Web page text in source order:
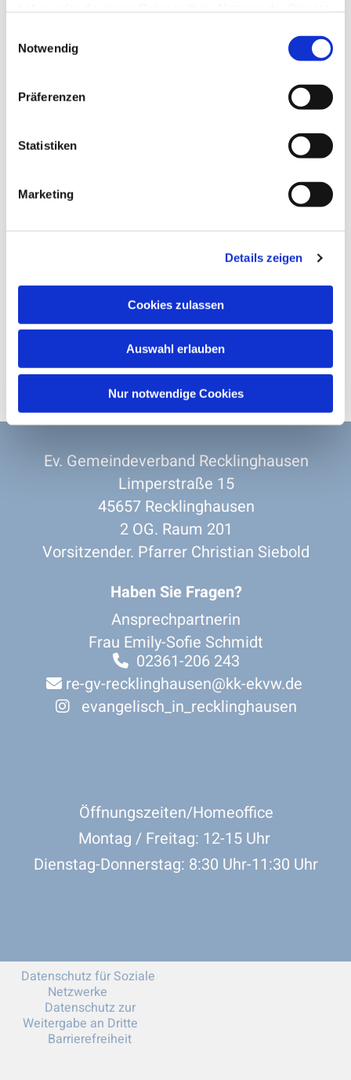
Notwendig
Präferenzen
Statistiken
Marketing
Details zeigen
Cookies zulassen
Auswahl erlauben
Nur notwendige Cookies
Ev. Gemeindeverband Recklinghausen
Limperstraße 15
45657 Recklinghausen
2 OG. Raum 201
Vorsitzender. Pfarrer Christian Siebold
Haben Sie Fragen?
Ansprechpartnerin
Frau Emily-Sofie Schmidt
02361-206 243
re-gv-recklinghausen@kk-ekvw.de
 evangelisch_in_recklinghausen
Öffnungszeiten/Homeoffice
Montag / Freitag: 12-15 Uhr
Dienstag-Donnerstag: 8:30 Uhr-11:30 Uhr
Datenschutz für Soziale
Netzwerke
Datenschutz zur
Weitergabe an Dritte
Barrierefreiheit